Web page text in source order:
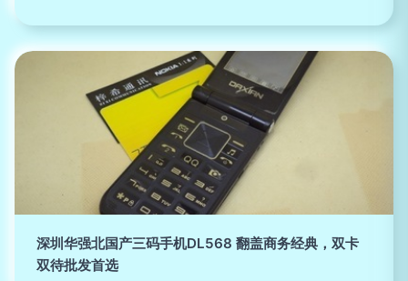
深圳华强北国产三码手机DL568 翻盖商务经典，双卡
双待批发首选